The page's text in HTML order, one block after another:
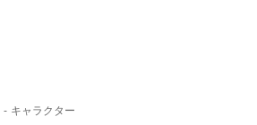
キャラクター